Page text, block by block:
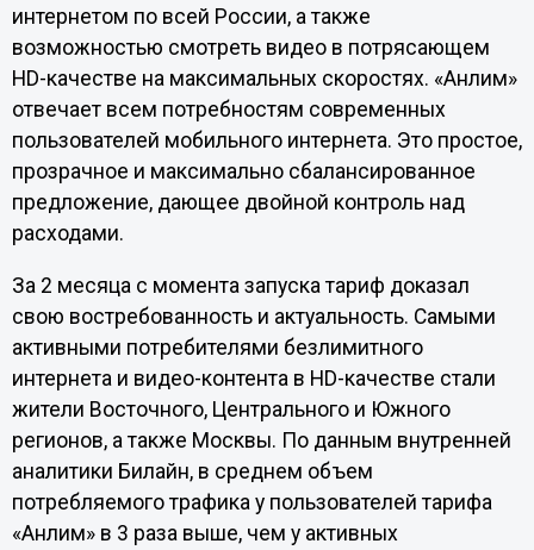
интернетом по всей России, а также
возможностью смотреть видео в потрясающем
HD-качестве на максимальных скоростях. «Анлим»
отвечает всем потребностям современных
пользователей мобильного интернета. Это простое,
прозрачное и максимально сбалансированное
предложение, дающее двойной контроль над
расходами.
За 2 месяца с момента запуска тариф доказал
свою востребованность и актуальность. Самыми
активными потребителями безлимитного
интернета и видео-контента в HD-качестве стали
жители Восточного, Центрального и Южного
регионов, а также Москвы. По данным внутренней
аналитики Билайн, в среднем объем
потребляемого трафика у пользователей тарифа
«Анлим» в 3 раза выше, чем у активных